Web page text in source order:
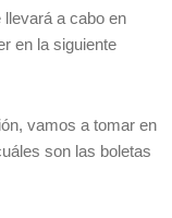
a cabo en
en la siguiente
vamos a tomar en
son las boletas